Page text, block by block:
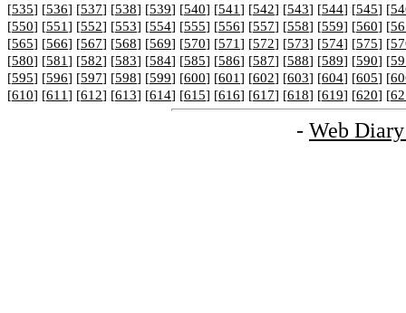
[535] [536] [537] [538] [539] [540] [541] [542] [543] [544] [545] [
[550] [551] [552] [553] [554] [555] [556] [557] [558] [559] [560] [
[565] [566] [567] [568] [569] [570] [571] [572] [573] [574] [575] [
[580] [581] [582] [583] [584] [585] [586] [587] [588] [589] [590] [
[595] [596] [597] [598] [599] [600] [601] [602] [603] [604] [605] [
[610] [611] [612] [613] [614] [615] [616] [617] [618] [619] [620] [
- Web